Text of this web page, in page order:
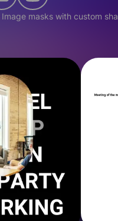
Image masks with custom